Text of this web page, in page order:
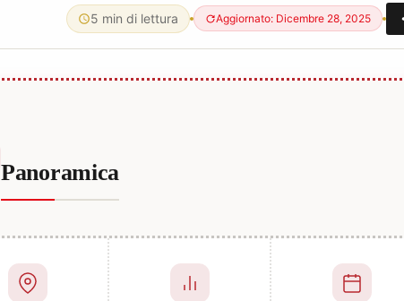
5 min di lettura Aggiornato: Dicembre 28, 2025
Panoramica